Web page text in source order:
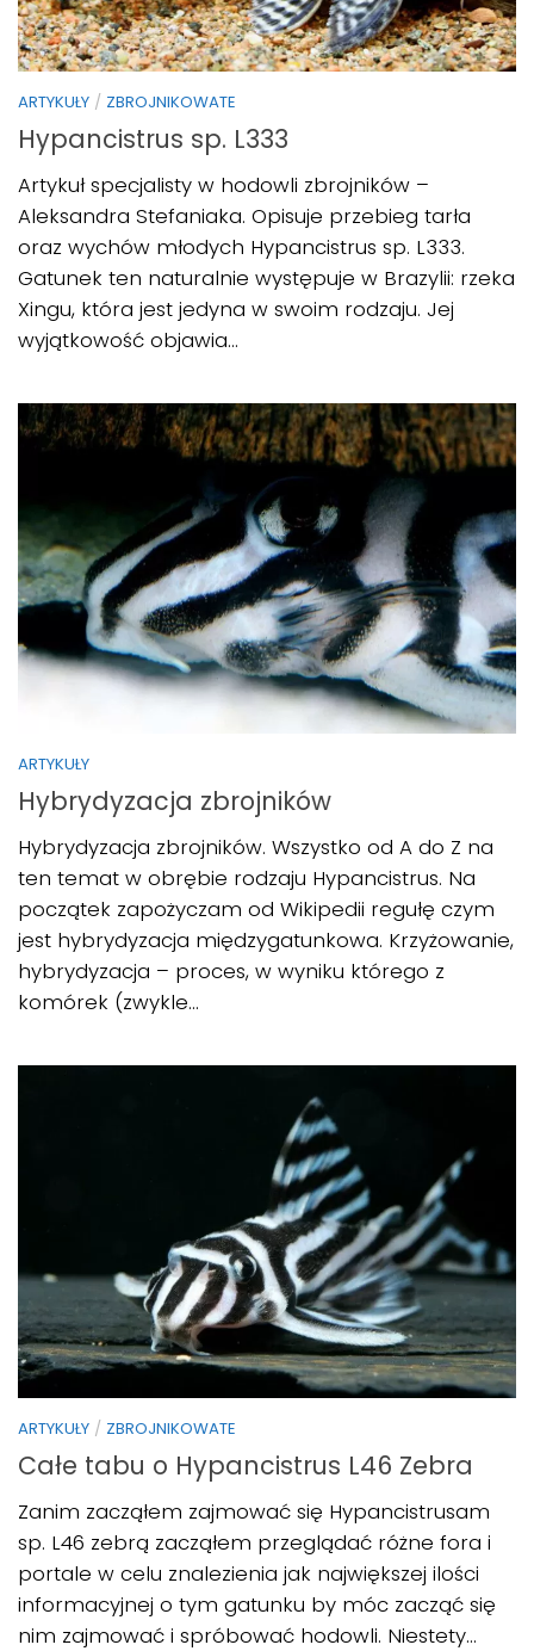
ARTYKUŁY / ZBROJNIKOWATE
Hypancistrus sp. L333
Artykuł specjalisty w hodowli zbrojników –
Aleksandra Stefaniaka. Opisuje przebieg tarła
oraz wychów młodych Hypancistrus sp. L333.
Gatunek ten naturalnie występuje w Brazylii: rzeka
Xingu, która jest jedyna w swoim rodzaju. Jej
wyjątkowość objawia...
ARTYKUŁY
Hybrydyzacja zbrojników
Hybrydyzacja zbrojników. Wszystko od A do Z na
ten temat w obrębie rodzaju Hypancistrus. Na
początek zapożyczam od Wikipedii regułę czym
jest hybrydyzacja międzygatunkowa. Krzyżowanie,
hybrydyzacja – proces, w wyniku którego z
komórek (zwykle...
ARTYKUŁY / ZBROJNIKOWATE
Całe tabu o Hypancistrus L46 Zebra
Zanim zacząłem zajmować się Hypancistrusam
sp. L46 zebrą zacząłem przeglądać różne fora i
portale w celu znalezienia jak największej ilości
informacyjnej o tym gatunku by móc zacząć się
nim zajmować i spróbować hodowli. Niestety...